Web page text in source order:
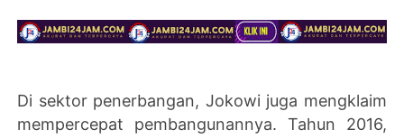
Di sektor penerbangan, Jokowi juga mengklaim
mempercepat pembangunannya. Tahun 2016,